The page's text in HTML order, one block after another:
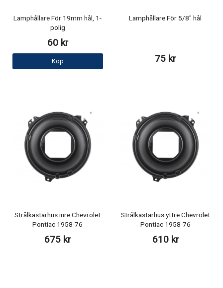
Lamphållare För 19mm hål, 1-
polig
60 kr
Köp
Lamphållare För 5/8" hål
75 kr
Strålkastarhus inre Chevrolet
Pontiac 1958-76
675 kr
Strålkastarhus yttre Chevrolet
Pontiac 1958-76
610 kr